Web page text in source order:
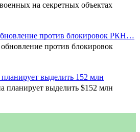
на секретных объектах
против блокировок РКН…
против блокировок
выделить 152 млн
планирует выделить $152 млн